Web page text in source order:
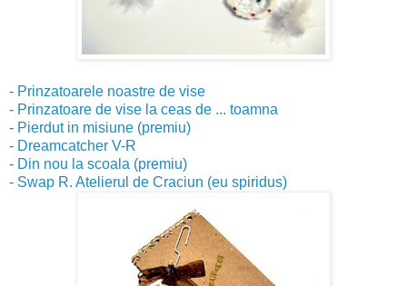
- Prinzatoarele noastre de vise
- Prinzatoare de vise la ceas de ... toamna
- Pierdut in misiune (premiu)
- Dreamcatcher V-R
- Din nou la scoala (premiu)
- Swap R. Atelierul de Craciun (eu spiridus)